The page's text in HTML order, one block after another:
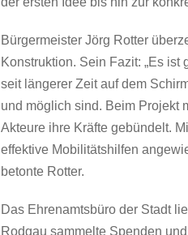
Bürgermeister Jörg Rotter
Konstruktion. Sein Fazit: „Es ist
seit längerer Zeit auf dem
und möglich sind. Beim Projekt
Akteure ihre Kräfte gebündelt.
effektive Mobilitätshilfen
betonte Rotter.
Das Ehrenamtsbüro der Stadt
Rodgau sammelte Spenden